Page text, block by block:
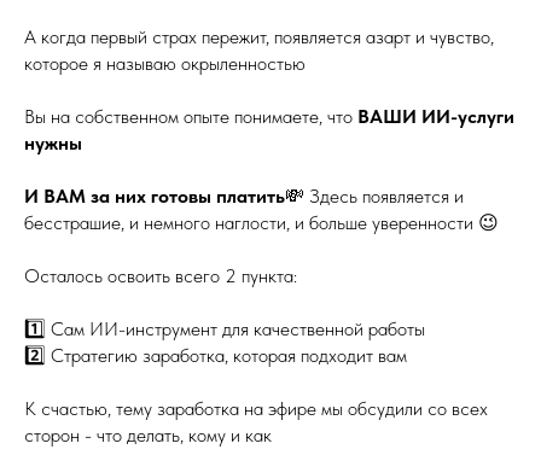
А когда первый страх пережит, появляется азарт и чувство,
которое я называю окрыленностью
Вы на собственном опыте понимаете, что ВАШИ ИИ-услуги
нужны
И ВАМ за них готовы платить💸 Здесь появляется и
бесстрашие, и немного наглости, и больше уверенности 😉
Осталось освоить всего 2 пункта:
1️⃣ Сам ИИ-инструмент для качественной работы
2️⃣ Стратегию заработка, которая подходит вам
К счастью, тему заработка на эфире мы обсудили со всех
сторон - что делать, кому и как